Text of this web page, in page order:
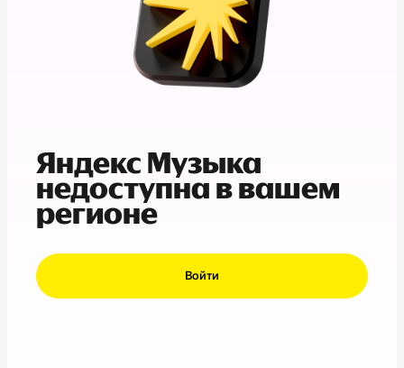
Яндекс Музыка
недоступна в вашем
регионе
Войти